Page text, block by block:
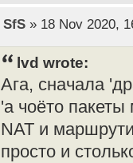
SfS» 18 Nov 2020,
lvd wrote:
Ага, сначала
'а чоёто
NAT и
просто и